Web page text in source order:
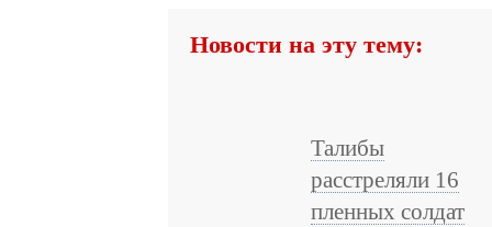
Новости на эту тему:
Талибы
расстреляли 16
пленных солдат